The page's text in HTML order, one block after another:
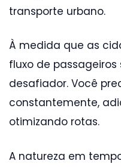
transporte urbano.
À medida que as
fluxo de
desafiador. Você
constantemente,
otimizando rotas.
A natureza em